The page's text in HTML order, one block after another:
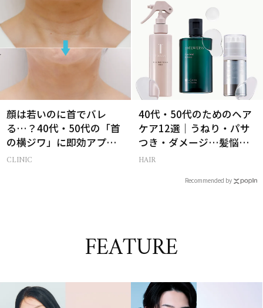
顔は若いのに首でバレ
る…？40代・50代の「首
の横ジワ」に即効アプロ
ーチする最新美容医療と
CLINIC
40代・50代のためのヘア
ケア12選｜うねり・パサ
つき・ダメージ…髪悩み
から選ぶベスコス受賞コ
HAIR
Recommended by
FEATURE